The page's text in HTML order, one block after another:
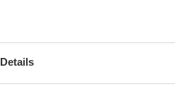
Details
Envoyez notre